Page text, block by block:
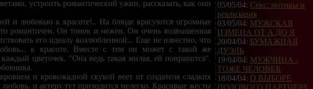
устроить романтический ужин, рассказать, как они
и любовью к красоте!.. На блюде красуются огромные
романтичен. Он тонок и нежен. Он очень возвышенная
его идеалу возлюбленной... Еще не известно, что
к красоте. Вместе с тем он может с такой же
цветочек. "Она ведь такая милая, ей понравится".
и кровожадной скукой веет от создателя сладких
и актеру тут приходится нелегко. Красивые жесты
05/05/04: Секс: мотивы и
реализация
03/05/04: МУЖСКАЯ
ИЗМЕНА ОТ А ДО Я
20/04/04: БУМАЖНАЯ
ДУЭЛЬ
19/04/04: МУЖЧИНА -
ТОЖЕ ЧЕЛОВЕК
18/04/04: О ВЫБОРЕ
ПОЛОВОГО ПАРТНЕРА